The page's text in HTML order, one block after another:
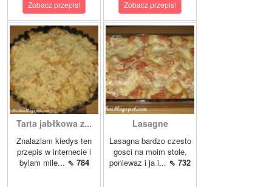
Zobacz przepis! Zobacz przepis!
Tarta jabłkowa z...
Znalazlam kiedys ten
przepis w internecie i
bylam mile... ⇖ 784
Lasagne
Lasagna bardzo czesto
gosci na moim stole,
poniewaz i ja i... ⇖ 732